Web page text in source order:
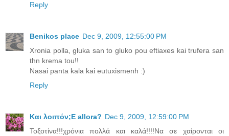
Reply
Benikos place Dec 9, 2009, 12:55:00 PM
Xronia polla, gluka san to gluko pou eftiaxes kai trufera san
thn krema tou!!
Nasai panta kala kai eutuxismenh :)
Reply
Και λοιπόν;E allora? Dec 9, 2009, 12:59:00 PM
Τοξοτίνα!!!χρόνια πολλά και καλά!!!!Να σε χαίρονται οι